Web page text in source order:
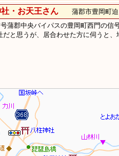
・お天王さん蒲郡市豊岡町迫
蒲郡中央バイパスの豊岡町西門の信
だと思うが、居合わせた方に伺うと、